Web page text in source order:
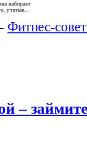
набирает
учитыв...
- Фитнес-
–